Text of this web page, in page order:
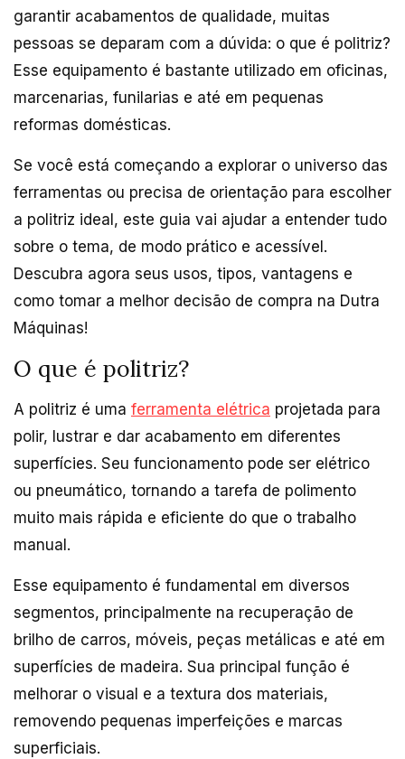
garantir acabamentos de qualidade, muitas
pessoas se deparam com a dúvida: o que é politriz?
Esse equipamento é bastante utilizado em oficinas,
marcenarias, funilarias e até em pequenas
reformas domésticas.
Se você está começando a explorar o universo das
ferramentas ou precisa de orientação para escolher
a politriz ideal, este guia vai ajudar a entender tudo
sobre o tema, de modo prático e acessível.
Descubra agora seus usos, tipos, vantagens e
como tomar a melhor decisão de compra na Dutra
Máquinas!
O que é politriz?
A politriz é uma ferramenta elétrica projetada para
polir, lustrar e dar acabamento em diferentes
superfícies. Seu funcionamento pode ser elétrico
ou pneumático, tornando a tarefa de polimento
muito mais rápida e eficiente do que o trabalho
manual.
Esse equipamento é fundamental em diversos
segmentos, principalmente na recuperação de
brilho de carros, móveis, peças metálicas e até em
superfícies de madeira. Sua principal função é
melhorar o visual e a textura dos materiais,
removendo pequenas imperfeições e marcas
superficiais.